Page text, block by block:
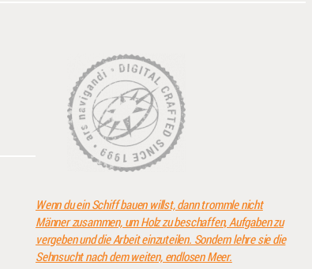
Wenn du ein Schiff bauen willst, dann trommle nicht
Männer zusammen, um Holz zu beschaffen, Aufgaben zu
vergeben und die Arbeit einzuteilen. Sondern lehre sie die
Sehnsucht nach dem weiten, endlosen Meer.